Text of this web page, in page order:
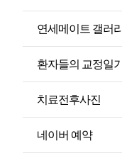
연세메이트 갤러리
환자들의 교정일기
치료전후사진
네이버 예약